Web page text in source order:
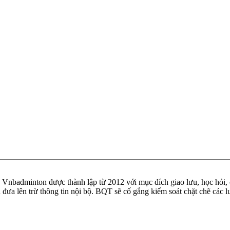
được thành lập từ 2012 với mục đích giao lưu, học
lên trừ thông tin nội bộ. BQT sẽ cố gắng kiểm soát chặt chẽ các